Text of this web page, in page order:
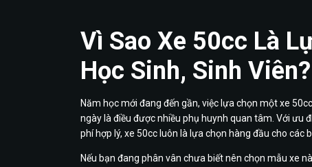
Vì Sao Xe 50cc Là
Học Sinh, Sinh Viên?
Năm học mới đang đến gần, việc lựa chọn một xe
ngày là điều được nhiều phụ huynh quan tâm. Với ưu
phí hợp lý, xe 50cc luôn là lựa chọn hàng đầu cho các
Nếu bạn đang phân vân chưa biết nên chọn mẫu xe